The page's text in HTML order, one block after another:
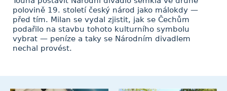
polovině 19. století český národ jako málokdy —
před tím. Milan se vydal zjistit, jak se Čechům
podařilo na stavbu tohoto kulturního symbolu
vybrat — peníze a taky se Národním divadlem
nechal provést.